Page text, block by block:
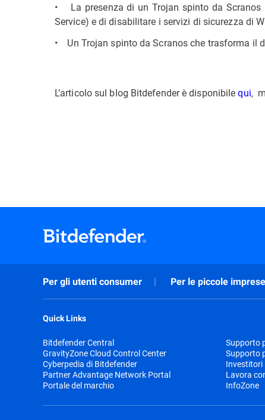
• La presenza di un Trojan spinto da Scranos
Service) e di disabilitare i servizi di sicurezza di
• Un Trojan spinto da Scranos che trasforma il
L’articolo sul blog Bitdefender è disponibilequi,
Per gli utenti consumer Per le piccole imprese
Quick Links
Bitdefender Central
GravityZone Cloud Control Center
Cyberpedia di Bitdefender
Partner Advantage Network Portal
Portale del marchio
Supporto
Supporto
Investitori
Lavora
InfoZone